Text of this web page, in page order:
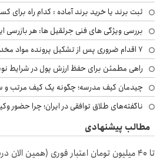
ثبت برند یا خرید برند آماده : کدام راه
بررسی ویژگی های فنی جرثقیل ها: هر بازرسی
۷ اقدام ضروری پس از تشکیل پرونده مواد مخدر؛ راهنمای خانواده‌ها
راهی مطمئن برای حفظ ارزش پول در شرایط
چیدمان کیف مدرسه؛ چگونه یک کیف مرتب و
ناگفته‌های طلاق توافقی در ایران؛ چرا
مطالب پیشنهادی
تا 40 میلیون تومان اعتبار فوری (همین الان دریافت کن)